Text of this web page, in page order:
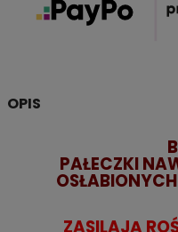
OPIS
PAŁECZKI